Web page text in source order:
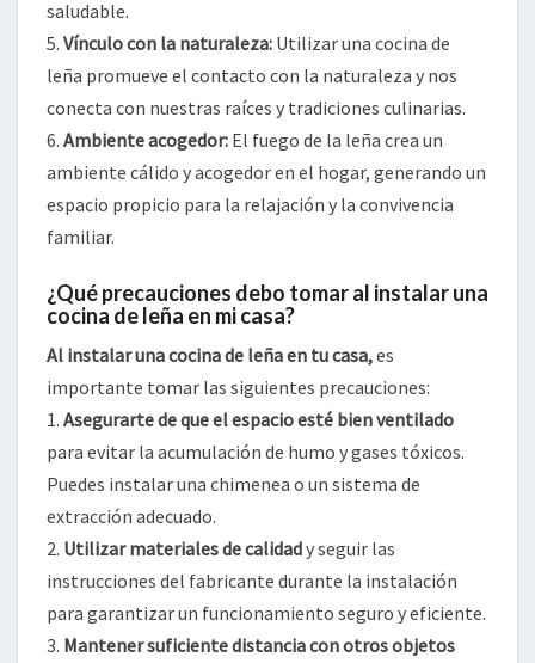
saludable.
5. Vínculo con la naturaleza: Utilizar una cocina de
leña promueve el contacto con la naturaleza y nos
conecta con nuestras raíces y tradiciones culinarias.
6. Ambiente acogedor: El fuego de la leña crea un
ambiente cálido y acogedor en el hogar, generando un
espacio propicio para la relajación y la convivencia
familiar.
¿Qué precauciones debo tomar al instalar una
cocina de leña en mi casa?
Al instalar una cocina de leña en tu casa,es
importante tomar las siguientes precauciones:
1. Asegurarte de que el espacio esté bien ventilado
para evitar la acumulación de humo y gases tóxicos.
Puedes instalar una chimenea o un sistema de
extracción adecuado.
2. Utilizar materiales de calidady seguir las
instrucciones del fabricante durante la instalación
para garantizar un funcionamiento seguro y eficiente.
3. Mantener suficiente distancia con otros objetos